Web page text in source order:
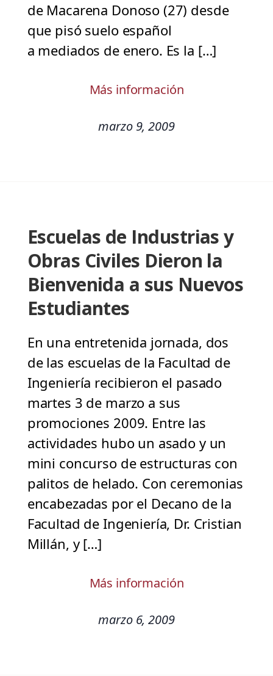
de Macarena Donoso (27) desde
que pisó suelo español
a mediados de enero. Es la […]
Más información
marzo 9, 2009
Escuelas de Industrias y
Obras Civiles Dieron la
Bienvenida a sus Nuevos
Estudiantes
En una entretenida jornada, dos
de las escuelas de la Facultad de
Ingeniería recibieron el pasado
martes 3 de marzo a sus
promociones 2009. Entre las
actividades hubo un asado y un
mini concurso de estructuras con
palitos de helado. Con ceremonias
encabezadas por el Decano de la
Facultad de Ingeniería, Dr. Cristian
Millán, y […]
Más información
marzo 6, 2009